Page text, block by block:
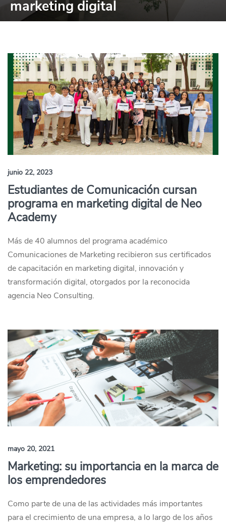
marketing digital
junio 22, 2023
Estudiantes de Comunicación cursan
programa en marketing digital de Neo
Academy
Más de 40 alumnos del programa académico
Comunicaciones de Marketing recibieron sus certificados
de capacitación en marketing digital, innovación y
transformación digital, otorgados por la reconocida
agencia Neo Consulting.
mayo 20, 2021
Marketing: su importancia en la marca de
los emprendedores
Como parte de una de las actividades más importantes
para el crecimiento de una empresa, a lo largo de los años